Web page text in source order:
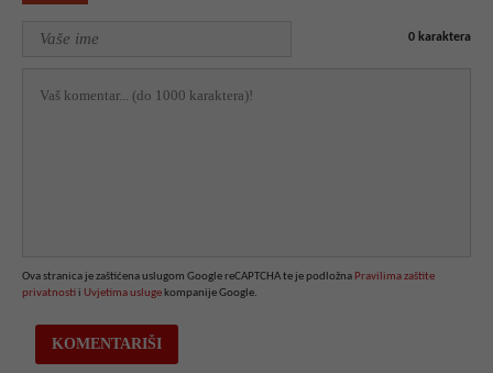
0 karaktera
Ova stranica je zaštićena uslugom Google reCAPTCHA te je podložna Pravilima zaštite
privatnosti i Uvjetima usluge kompanije Google.